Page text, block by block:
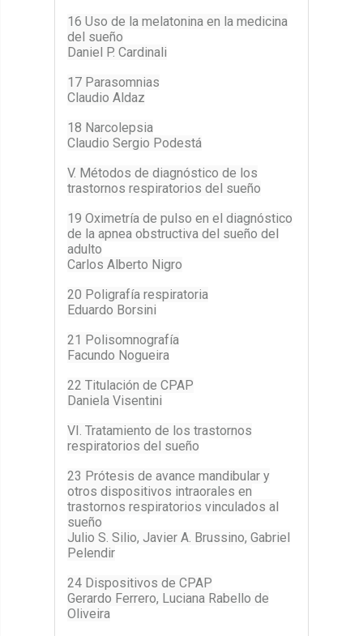
16 Uso de la melatonina en la medicina
del sueño
Daniel P. Cardinali
17 Parasomnias
Claudio Aldaz
18 Narcolepsia
Claudio Sergio Podestá
V. Métodos de diagnóstico de los
trastornos respiratorios del sueño
19 Oximetría de pulso en el diagnóstico
de la apnea obstructiva del sueño del
adulto
Carlos Alberto Nigro
20 Poligrafía respiratoria
Eduardo Borsini
21 Polisomnografía
Facundo Nogueira
22 Titulación de CPAP
Daniela Visentini
VI. Tratamiento de los trastornos
respiratorios del sueño
23 Prótesis de avance mandibular y
otros dispositivos intraorales en
trastornos respiratorios vinculados al
sueño
Julio S. Silio, Javier A. Brussino, Gabriel
Pelendir
24 Dispositivos de CPAP
Gerardo Ferrero, Luciana Rabello de
Oliveira